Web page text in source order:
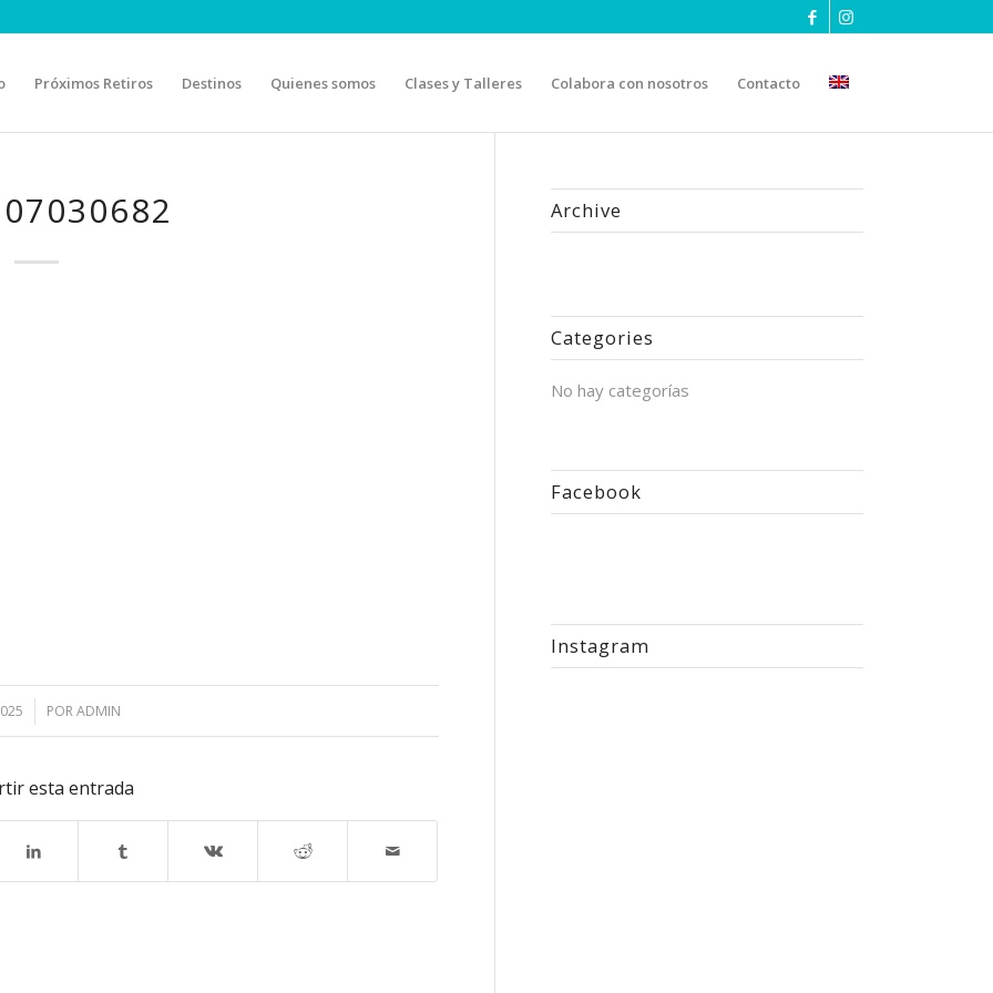
Próximos Retiros Destinos Quienes somos Clases y Talleres Colabora con nosotros Contacto
PORADMIN
esta entrada
Archive
Categories
No hay categorías
Facebook
Instagram